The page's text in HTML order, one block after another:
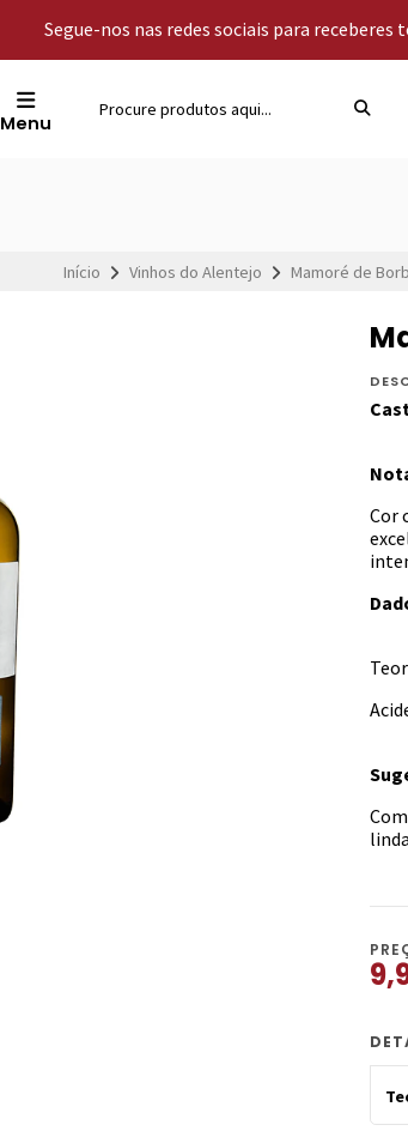
Segue-nos nas redes sociais para receberes
Menu
Início Vinhos do Alentejo Mamoré de
Cor